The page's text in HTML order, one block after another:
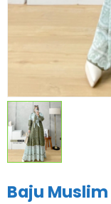
Baju Muslim